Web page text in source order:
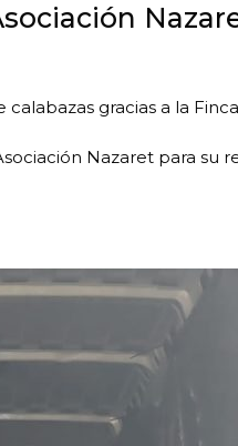
gracias a la
Nazaret para su